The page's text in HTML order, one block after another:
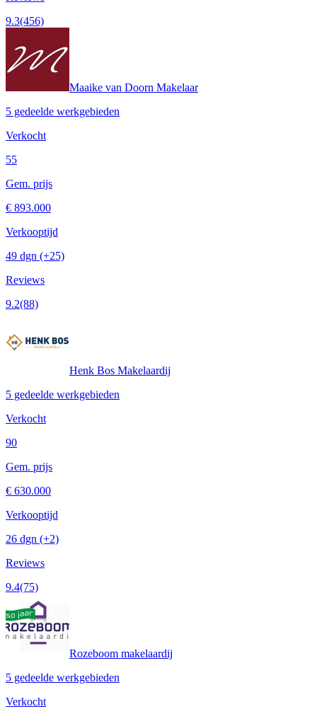
9.3(456)
Maaike van Doorn Makelaar
5 gedeelde werkgebieden
Verkocht
55
Gem. prijs
€ 893.000
Verkooptijd
49 dgn (+25)
Reviews
9.2(88)
Henk Bos Makelaardij
5 gedeelde werkgebieden
Verkocht
90
Gem. prijs
€ 630.000
Verkooptijd
26 dgn (+2)
Reviews
9.4(75)
Rozeboom makelaardij
5 gedeelde werkgebieden
Verkocht